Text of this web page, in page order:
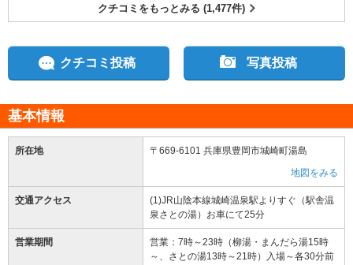
クチコミをもっとみる (1,477件)
クチコミ投稿 写真投稿
基本情報
所在地
〒669-6101 兵庫県豊岡市城崎町湯島
地図をみる
交通アクセス
(1)JR山陰本線城崎温泉駅よりすぐ（駅舎温
泉さとの湯）お車にて25分
営業期間
営業：7時～23時（柳湯・まんだら湯15時
～、さとの湯13時～21時）入場～各30分前